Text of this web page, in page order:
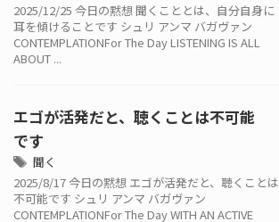
2025/12/25 今日の黙想 聞くこととは、自分自身に
耳を傾けることです シュリ アンマ バガヴァン
CONTEMPLATIONFor The Day LISTENING IS ALL
ABOUT ...
エゴが活発だと、聴くことは不可能
です
聞く
2025/8/17 今日の黙想 エゴが活発だと、聴くことは
不可能です シュリ アンマ バガヴァン
CONTEMPLATIONFor The Day WITH AN ACTIVE